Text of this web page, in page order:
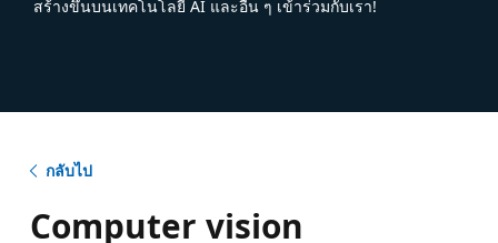
สร้างขึ้นบนเทคโนโลยี AI และอื่น ๆ เข้าร่วมกับเรา!
กลับไป
Computer vision